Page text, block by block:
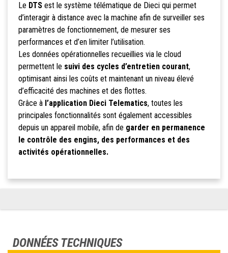
Le DTSest le système télématique de Dieci qui permet
d’interagir à distance avec la machine afin de surveiller ses
paramètres de fonctionnement, de mesurer ses
performances et d’en limiter l’utilisation.
Les données opérationnelles recueillies via le cloud
permettent le suivi des cycles d’entretien courant,
optimisant ainsi les coûts et maintenant un niveau élevé
d’efficacité des machines et des flottes.
Grâce à l’application Dieci Telematics, toutes les
principales fonctionnalités sont également accessibles
depuis un appareil mobile, afin de garder en permanence
le contrôle des engins, des performances et des
activités opérationnelles.
DONNÉES TECHNIQUES